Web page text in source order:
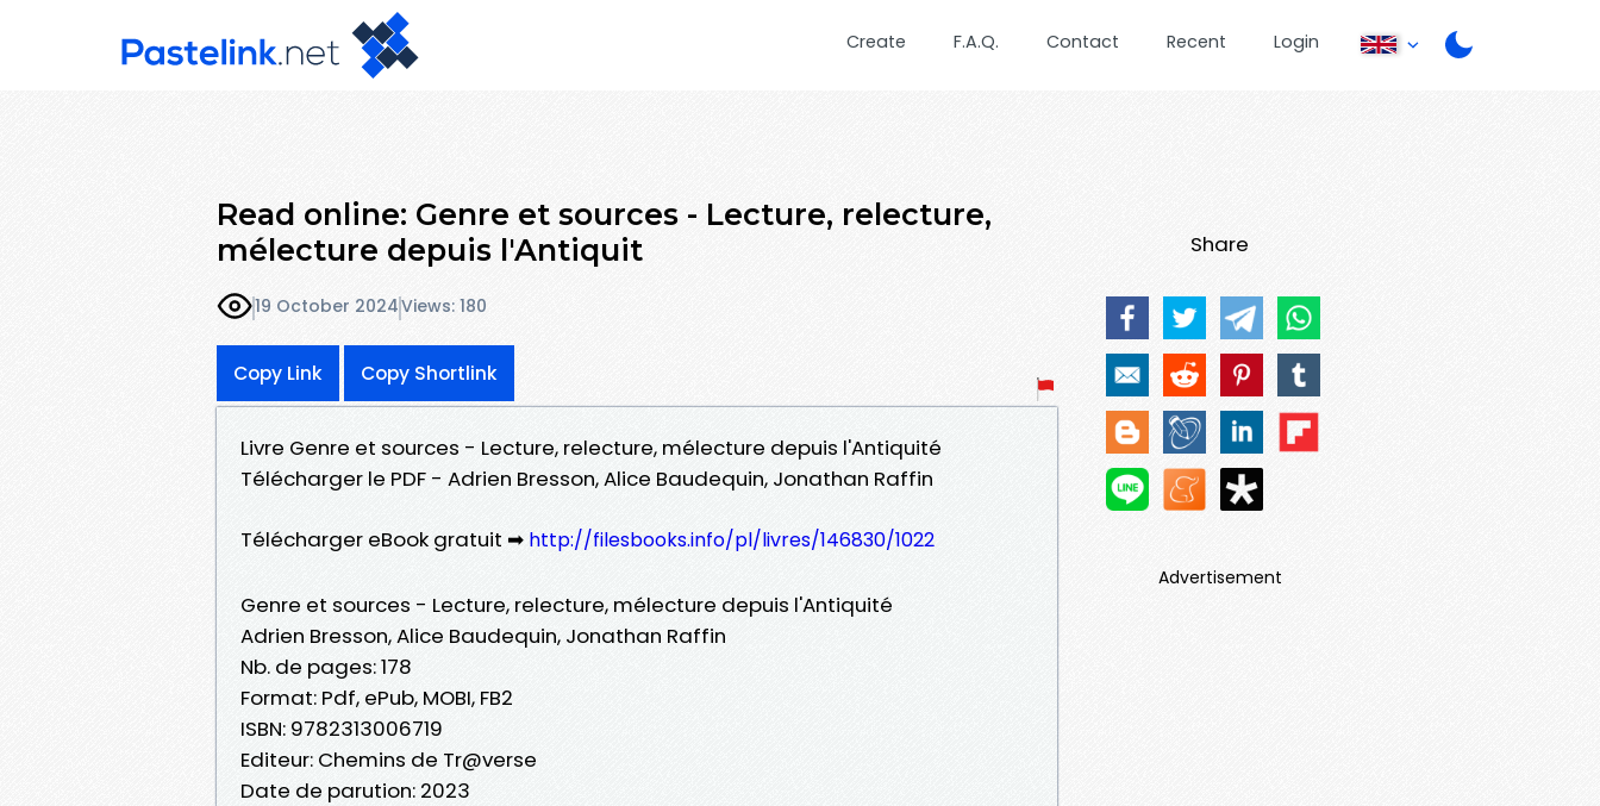
Create F.A.Q. Contact Recent Login
Read online: Genre et sources - Lecture, relecture,
mélecture depuis l'Antiquit
19 October 2024Views: 180
Copy Link Copy Shortlink
Livre Genre et sources - Lecture, relecture, mélecture depuis l'Antiquité
Télécharger le PDF - Adrien Bresson, Alice Baudequin, Jonathan Raffin
Télécharger eBook gratuit ➡ http://filesbooks.info/pl/livres/146830/1022
Genre et sources - Lecture, relecture, mélecture depuis l'Antiquité
Adrien Bresson, Alice Baudequin, Jonathan Raffin
Nb. de pages: 178
Format: Pdf, ePub, MOBI, FB2
ISBN: 9782313006719
Editeur: Chemins de Tr@verse
Date de parution: 2023
Share
Advertisement